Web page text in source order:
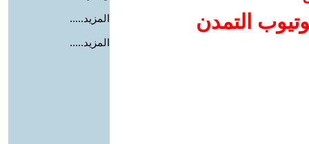
التمدن
المزيد.....
المزيد.....